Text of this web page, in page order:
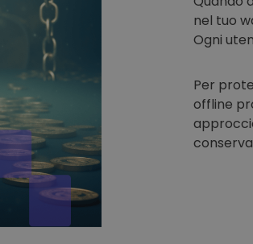
nel tuo
Ogni
Per
offline